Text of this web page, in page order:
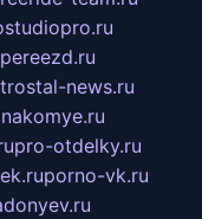
news.ru
pro-otdelky.ru
porno-vk.ru